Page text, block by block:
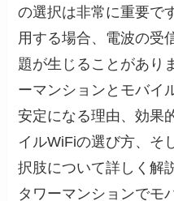
の選択は非常に重要で
用する場合、電波の受
題が生じることがあり
ーマンションとモバイ
安定になる理由、効果
イルWiFiの選び方、そ
択肢について詳しく解
タワーマンションでモ